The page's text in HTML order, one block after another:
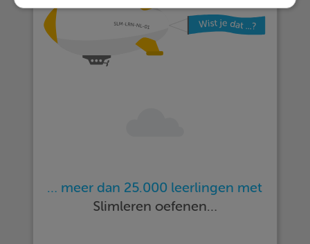
… meer dan 25.000 leerlingen met
Slimleren oefenen…